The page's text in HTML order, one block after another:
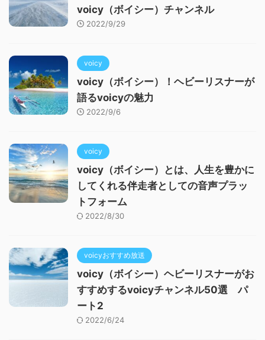
voicy（ボイシー）チャンネル
2022/9/29
voicy
voicy（ボイシー）！ヘビーリスナーが
語るvoicyの魅力
2022/9/6
voicy
voicy（ボイシー）とは、人生を豊かに
してくれる伴走者としての音声プラッ
トフォーム
2022/8/30
voicyおすすめ放送
voicy（ボイシー）ヘビーリスナーがお
すすめするvoicyチャンネル50選 パ
ート2
2022/6/24